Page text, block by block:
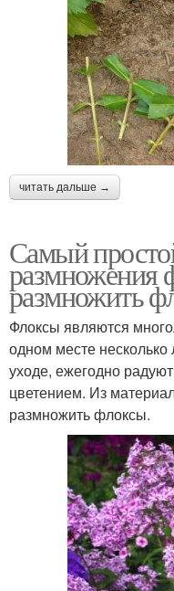
читать дальше →
Самый
размножения
размножить
Флоксы являются
одном месте
уходе, ежегодно
цветением. Из
размножить флоксы.